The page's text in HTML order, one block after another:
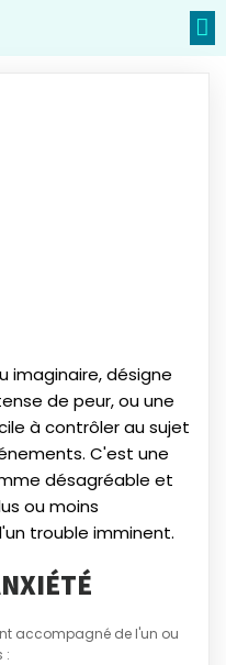
imaginaire, désigne
de peur, ou une
à contrôler au sujet
C'est une
désagréable et
ou moins
trouble imminent.
accompagné de l'un ou
: